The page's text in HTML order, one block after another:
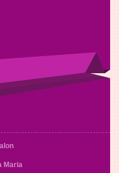
Maria